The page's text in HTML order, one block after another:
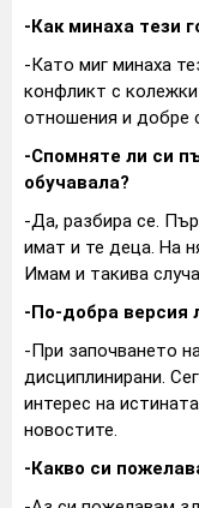
-Как минаха тези
-Като миг минаха
конфликт с
отношения и добре
-Спомняте ли си
обучавала?
-Да, разбира се.
имат и те деца. На
Имам и такива
-По-добра версия
-При започването
дисциплинирани.
интерес на
новостите.
-Какво си